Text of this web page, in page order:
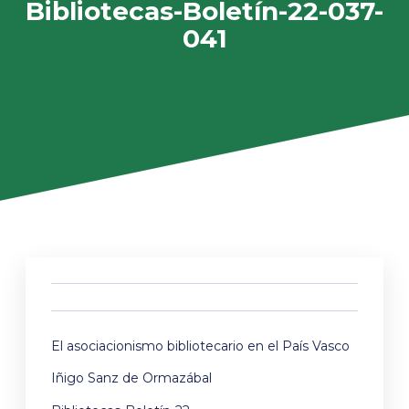
Bibliotecas-Boletín-22-037-
041
El asociacionismo bibliotecario en el País Vasco
Iñigo Sanz de Ormazábal